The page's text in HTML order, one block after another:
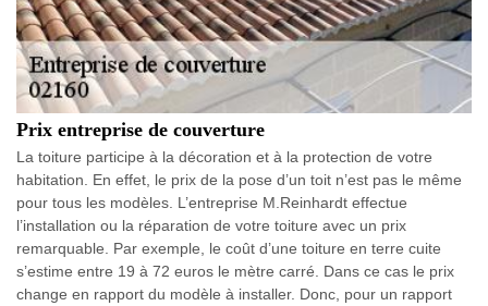
Prix entreprise de couverture
La toiture participe à la décoration et à la protection de votre
habitation. En effet, le prix de la pose d’un toit n’est pas le même
pour tous les modèles. L’entreprise M.Reinhardt effectue
l’installation ou la réparation de votre toiture avec un prix
remarquable. Par exemple, le coût d’une toiture en terre cuite
s’estime entre 19 à 72 euros le mètre carré. Dans ce cas le prix
change en rapport du modèle à installer. Donc, pour un rapport